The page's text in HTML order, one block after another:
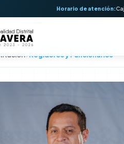
Horario de atención:
y
Regidores y Funcionarios